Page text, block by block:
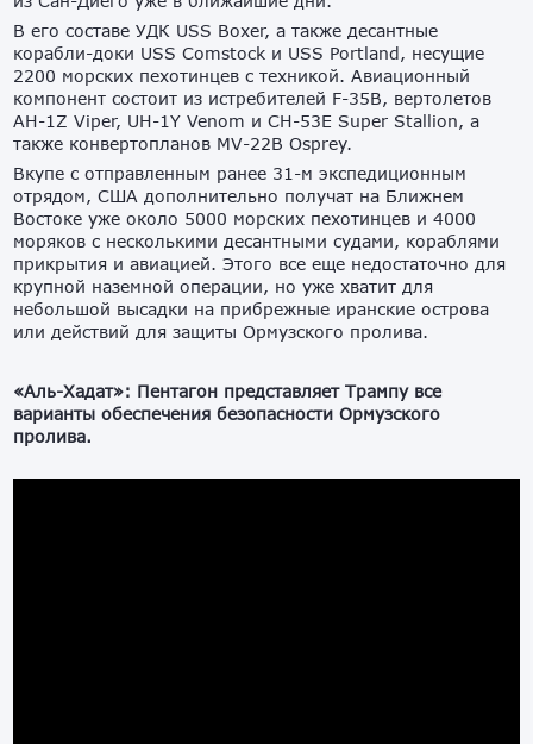
В его составе УДК USS Boxer, а также десантные
корабли-доки USS Comstock и USS Portland, несущие
2200 морских пехотинцев с техникой. Авиационный
компонент состоит из истребителей F-35B, вертолетов
AH-1Z Viper, UH-1Y Venom и CH-53E Super Stallion, а
также конвертопланов MV-22B Osprey.
Вкупе с отправленным ранее 31-м экспедиционным
отрядом, США дополнительно получат на Ближнем
Востоке уже около 5000 морских пехотинцев и 4000
моряков с несколькими десантными судами, кораблями
прикрытия и авиацией. Этого все еще недостаточно для
крупной наземной операции, но уже хватит для
небольшой высадки на прибрежные иранские острова
или действий для защиты Ормузского пролива.
«Аль-Хадат»: Пентагон представляет Трампу все
варианты обеспечения безопасности Ормузского
пролива.